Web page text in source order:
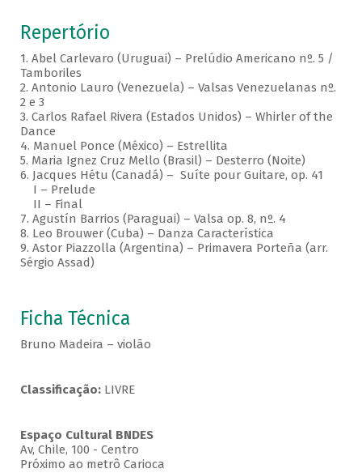
Repertório
1. Abel Carlevaro (Uruguai) – Prelúdio Americano nº. 5 /
Tamboriles
2. Antonio Lauro (Venezuela) – Valsas Venezuelanas nº.
2 e 3
3. Carlos Rafael Rivera (Estados Unidos) – Whirler of the
Dance
4. Manuel Ponce (México) – Estrellita
5. Maria Ignez Cruz Mello (Brasil) – Desterro (Noite)
6. Jacques Hétu (Canadá) – Suíte pour Guitare, op. 41
I – Prelude
II – Final
7. Agustín Barrios (Paraguai) – Valsa op. 8, nº. 4
8. Leo Brouwer (Cuba) – Danza Característica
9. Astor Piazzolla (Argentina) – Primavera Porteña (arr.
Sérgio Assad)
Ficha Técnica
Bruno Madeira – violão
Classificação: LIVRE
Espaço Cultural BNDES
Av, Chile, 100 - Centro
Próximo ao metrô Carioca